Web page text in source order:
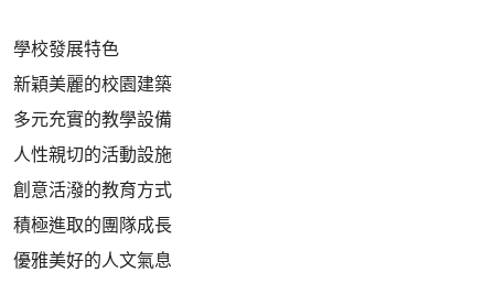
學校發展特色
新穎美麗的校園建築
多元充實的教學設備
人性親切的活動設施
創意活潑的教育方式
積極進取的團隊成長
優雅美好的人文氣息